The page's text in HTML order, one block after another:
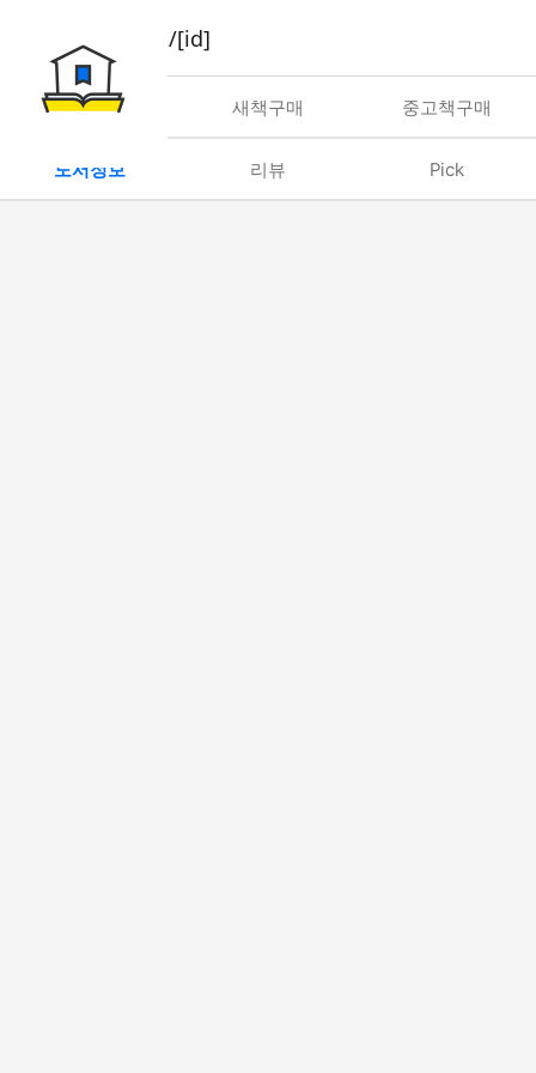
book/rent/[id]
대여 새책구매 중고책구매
도서정보 리뷰 Pick